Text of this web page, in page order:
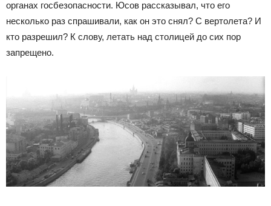
органах госбезопасности. Юсов рассказывал, что его
несколько раз спрашивали, как он это снял? С вертолета? И
кто разрешил? К слову, летать над столицей до сих пор
запрещено.